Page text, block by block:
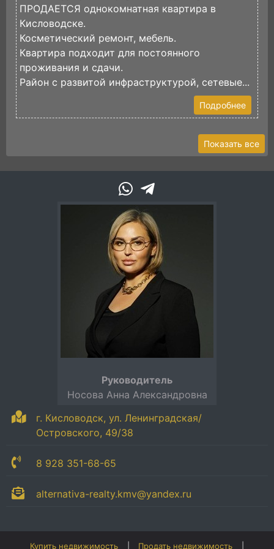
ПРОДАЕТСЯ однокомнатная квартира в
Кисловодске.
Косметический ремонт, мебель.
Квартира подходит для постоянного
проживания и сдачи.
Район с развитой инфраструктурой, сетевые...
Подробнее
Показать все
г. Кисловодск, ул. Ленинградская/
Островского, 49/38
8 928 351-68-65
alternativa-realty.kmv@yandex.ru
Руководитель
Носова Анна Александровна
Купить недвижимость Продать недвижимость